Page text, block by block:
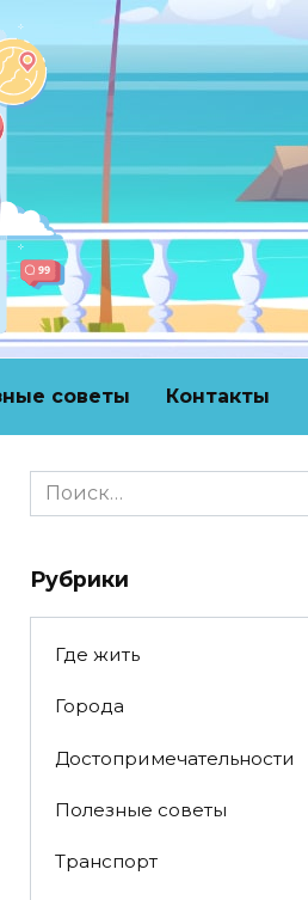
советы Контакты
Search
for:
Рубрики
Где жить
Города
Достопримечательности
Полезные советы
Транспорт